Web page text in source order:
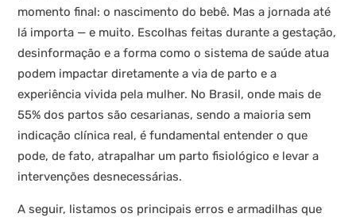
momento final: o nascimento do bebê. Mas a jornada até
lá importa — e muito. Escolhas feitas durante a gestação,
desinformação e a forma como o sistema de saúde atua
podem impactar diretamente a via de parto e a
experiência vivida pela mulher. No Brasil, onde mais de
55% dos partos são cesarianas, sendo a maioria sem
indicação clínica real, é fundamental entender o que
pode, de fato, atrapalhar um parto fisiológico e levar a
intervenções desnecessárias.
A seguir, listamos os principais erros e armadilhas que